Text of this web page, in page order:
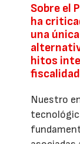
Sobre el
ha
una
hitos
Nuestro